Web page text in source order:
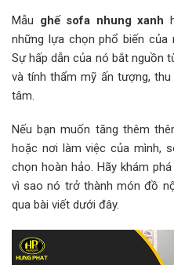
Mẫu ghế sofa nhung xanh
những lựa chọn phổ biến của
Sự hấp dẫn của nó bắt nguồn
và tính thẩm mỹ ấn tượng,
tâm.
Nếu bạn muốn tăng thêm
hoặc nơi làm việc của mình,
chọn hoàn hảo. Hãy khám
vì sao nó trở thành món đồ
qua bài viết dưới đây.